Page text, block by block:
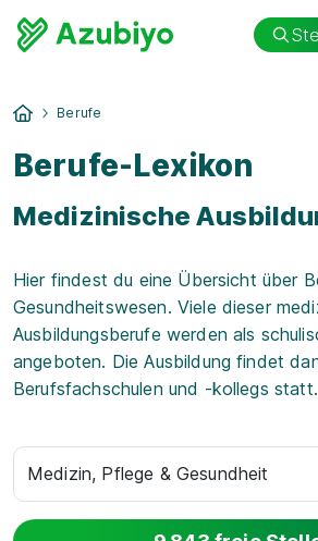
Berufe
Berufe-Lexikon
Medizinische
Hier findest du eine Übersicht über
Gesundheitswesen. Viele dieser
Ausbildungsberufe werden als
angeboten. Die Ausbildung findet
Berufsfachschulen und -kollegs statt.
Medizin, Pflege & Gesundheit